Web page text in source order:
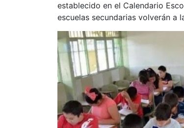
establecido en el Calendario
escuelas secundarias volverán a